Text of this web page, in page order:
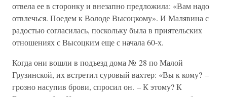
отвела ее в сторонку и внезапно предложила: «Вам надо
отвлечься. Поедем к Володе Высоцкому». И Малявина с
радостью согласилась, поскольку была в приятельских
отношениях с Высоцким еще с начала 60-х.
Когда они вошли в подъезд дома № 28 по Малой
Грузинской, их встретил суровый вахтер: «Вы к кому? –
грозно насупив брови, спросил он. – К этому? К